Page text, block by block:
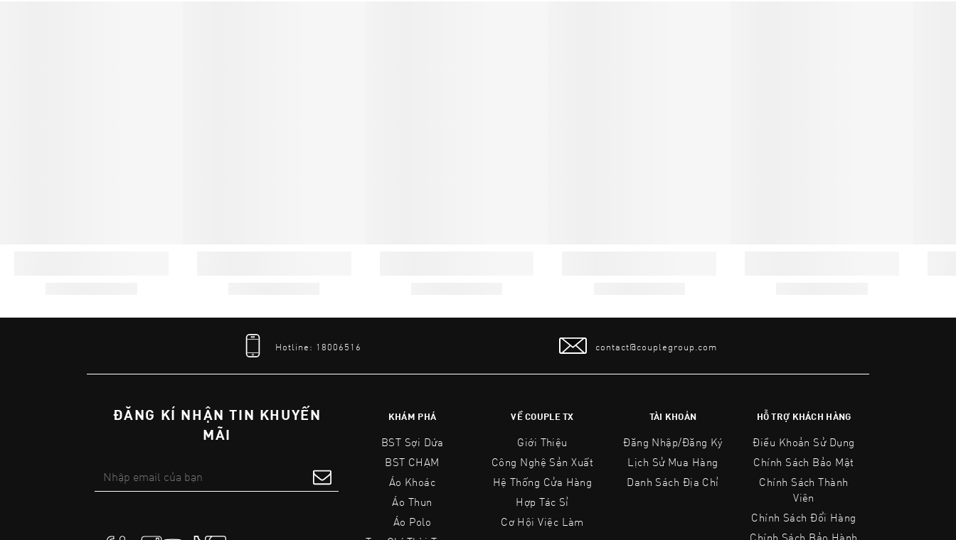
Hotline: 18006516 contact@couplegroup.com
ĐĂNG KÍ NHẬN TIN KHUYẾN
MÃI
KHÁM PHÁ
BST Sợi Dứa
BST CHẠM
Áo Khoác
Áo Thun
Áo Polo
VỀ COUPLE TX
Giới Thiệu
Công Nghệ Sản Xuất
Hệ Thống Cửa Hàng
Hợp Tác Sỉ
Cơ Hội Việc Làm
TÀI KHOẢN
Đăng Nhập/Đăng Ký
Lịch Sử Mua Hàng
Danh Sách Địa Chỉ
HỖ TRỢ KHÁCH HÀNG
Điều Khoản Sử Dụng
Chính Sách Bảo Mật
Chính Sách Thành
Viên
Chính Sách Đổi Hàng
Chính Sách Bảo Hành